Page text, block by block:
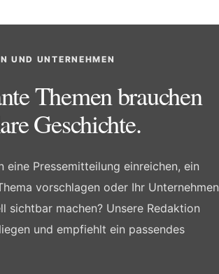
UND UNTERNEHMEN
Themen brauchen
Geschichte.
eine Pressemitteilung einreichen, ein
vorschlagen oder Ihr Unternehmen
sichtbar machen? Unsere Redaktion
und empfiehlt ein passendes